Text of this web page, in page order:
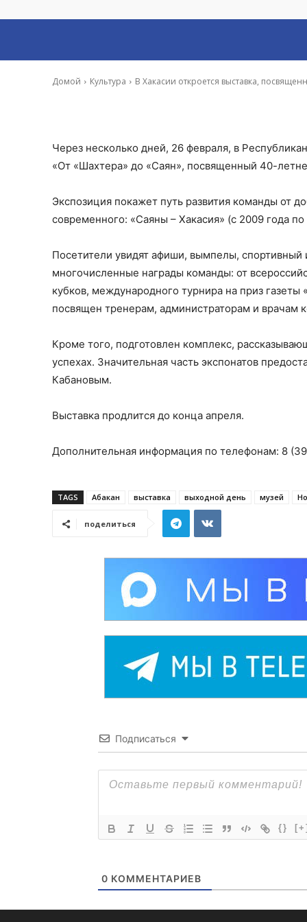
Домой Культура В Хакасии откроется выставка,
«Саяны»
Через несколько дней, 26 февраля, в
«От «Шахтера» до «Саян», посвященный 40-
Экспозиция покажет путь развития команды от
современного: «Саяны – Хакасия» (с 2009 года
Посетители увидят афиши, вымпелы,
многочисленные награды команды: от
кубков, международного турнира на приз
посвящен тренерам, администраторам и врачам
Кроме того, подготовлен комплекс,
успехах. Значительная часть экспонатов
Кабановым.
Выставка продлится до конца апреля.
Дополнительная информация по телефонам: 8
TAGS Абакан выставка выходной день музей
поделиться
Подписаться
{}
0 КОММЕНТАРИЕВ